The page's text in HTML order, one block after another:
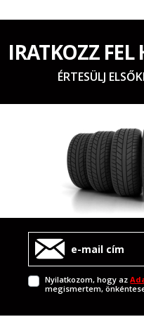
IRATKOZZ FEL
ÉRTESÜLJ
Nyilatkozom, hogy az
megismertem,